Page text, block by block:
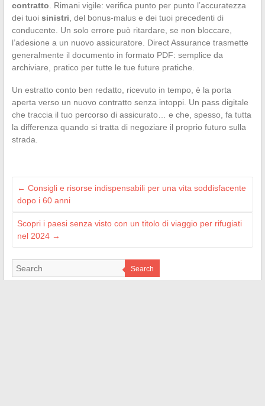
contratto . Rimani vigile: verifica punto per punto l’accuratezza
dei tuoi sinistri , del bonus-malus e dei tuoi precedenti di
conducente. Un solo errore può ritardare, se non bloccare,
l’adesione a un nuovo assicuratore. Direct Assurance trasmette
generalmente il documento in formato PDF: semplice da
archiviare, pratico per tutte le tue future pratiche.
Un estratto conto ben redatto, ricevuto in tempo, è la porta
aperta verso un nuovo contratto senza intoppi. Un pass digitale
che traccia il tuo percorso di assicurato… e che, spesso, fa tutta
la differenza quando si tratta di negoziare il proprio futuro sulla
strada.
← Consigli e risorse indispensabili per una vita soddisfacente
dopo i 60 anni
Scopri i paesi senza visto con un titolo di viaggio per rifugiati
nel 2024 →
Search